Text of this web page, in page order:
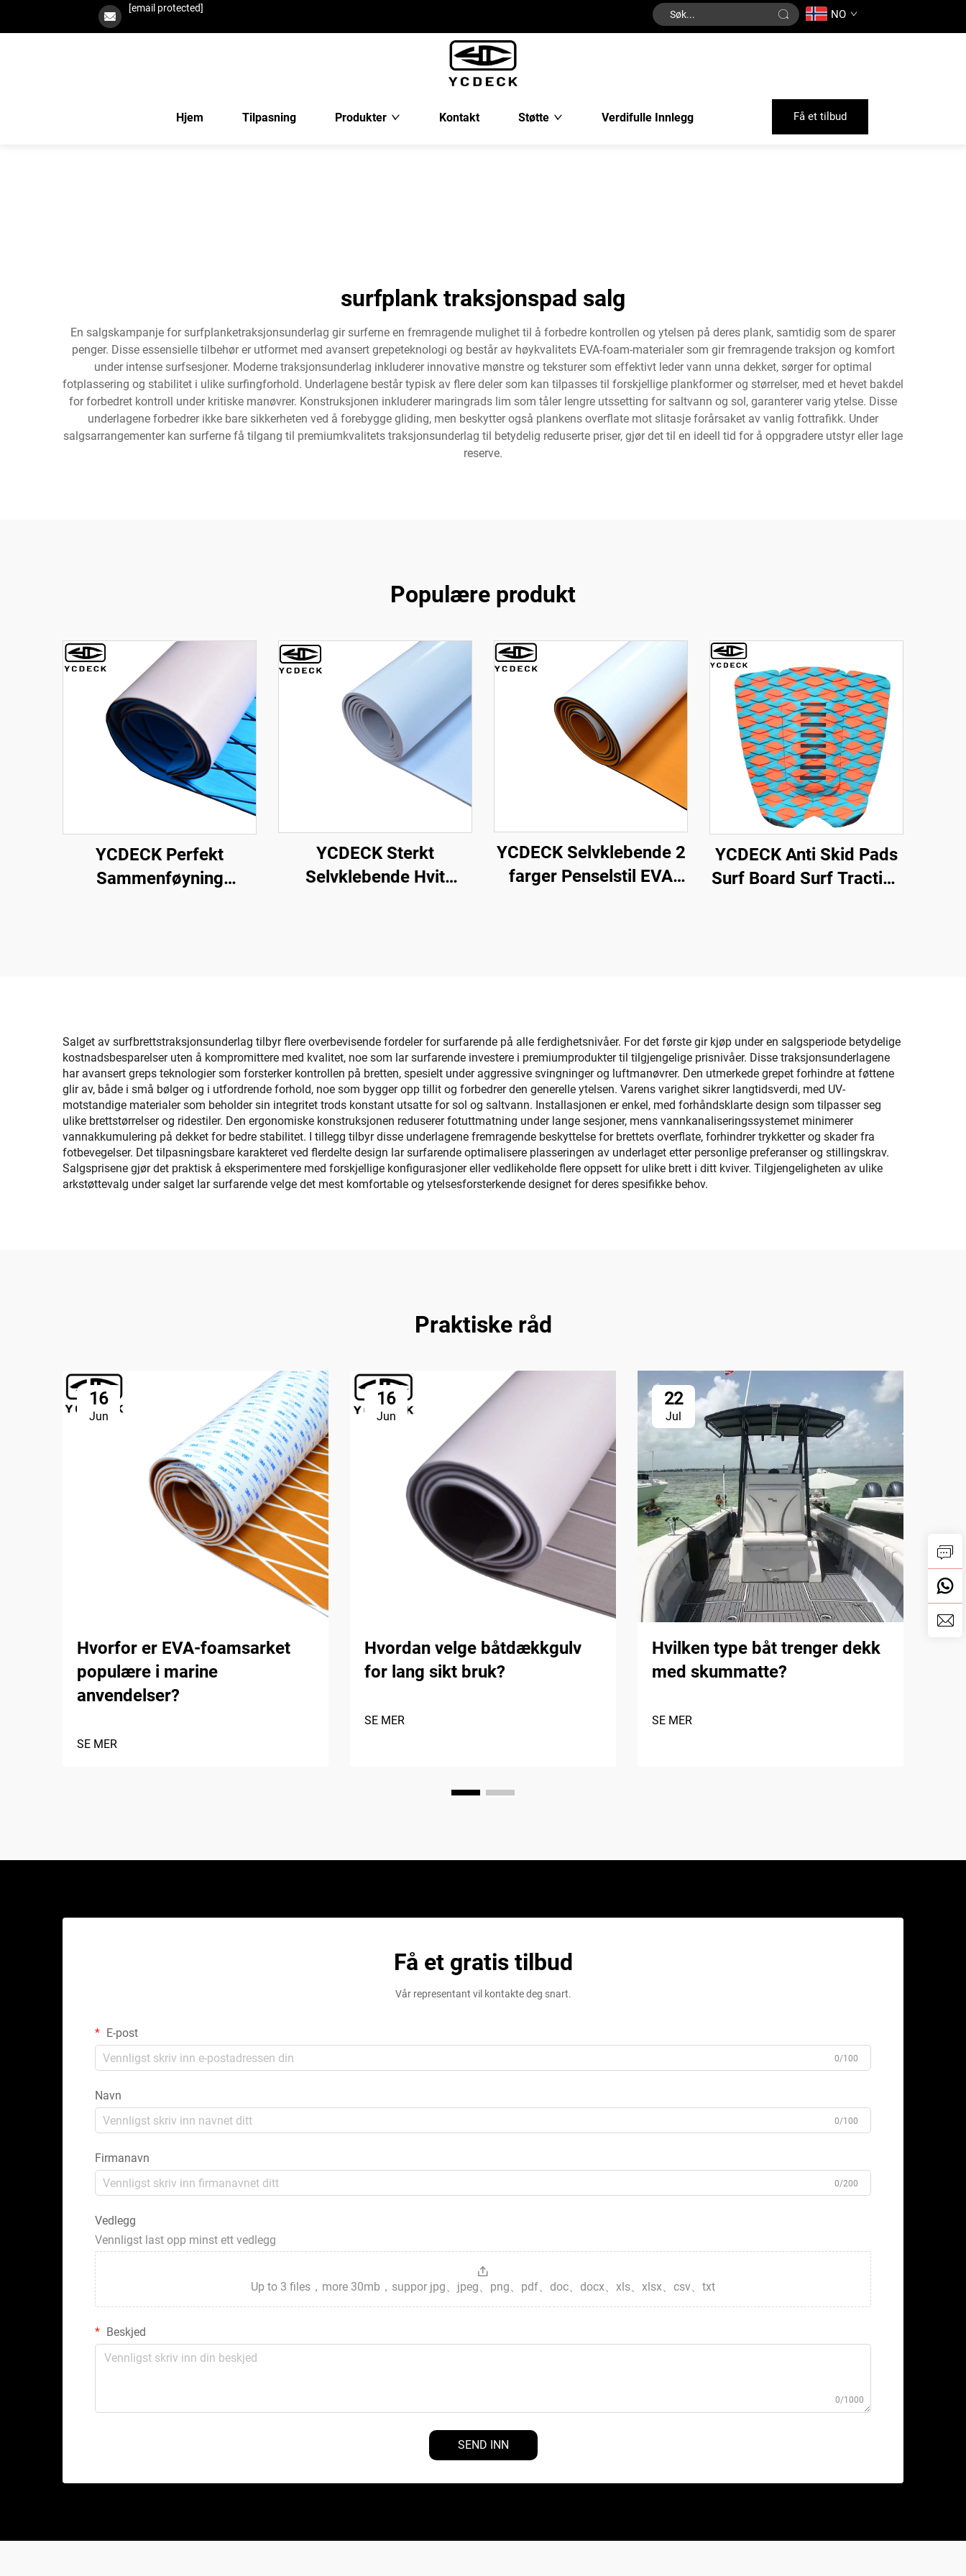
[email protected] NO
Hjem Tilpasning Produkter Kontakt Støtte Verdifulle Innlegg Få et tilbud
surfplank traksjonspad salg
En salgskampanje for surfplanketraksjonsunderlag gir surferne en fremragende mulighet til å forbedre kontrollen og ytelsen på deres plank, samtidig som de sparer
penger. Disse essensielle tilbehør er utformet med avansert grepeteknologi og består av høykvalitets EVA-foam-materialer som gir fremragende traksjon og komfort
under intense surfsesjoner. Moderne traksjonsunderlag inkluderer innovative mønstre og teksturer som effektivt leder vann unna dekket, sørger for optimal
fotplassering og stabilitet i ulike surfingforhold. Underlagene består typisk av flere deler som kan tilpasses til forskjellige plankformer og størrelser, med et hevet bakdel
for forbedret kontroll under kritiske manøvrer. Konstruksjonen inkluderer maringrads lim som tåler lengre utssetting for saltvann og sol, garanterer varig ytelse. Disse
underlagene forbedrer ikke bare sikkerheten ved å forebygge gliding, men beskytter også plankens overflate mot slitasje forårsaket av vanlig fottrafikk. Under
salgsarrangementer kan surferne få tilgang til premiumkvalitets traksjonsunderlag til betydelig reduserte priser, gjør det til en ideell tid for å oppgradere utstyr eller lage
reserve.
Populære produkt
YCDECK Perfekt
Sammenføyning
YCDECK Sterkt
Selvklebende Hvit
YCDECK Selvklebende 2
farger Penselstil EVA
YCDECK Anti Skid Pads
Surf Board Surf Traction
Salget av surfbrettstraksjonsunderlag tilbyr flere overbevisende fordeler for surfarende på alle ferdighetsnivåer. For det første gir kjøp under en salgsperiode betydelige
kostnadsbesparelser uten å kompromittere med kvalitet, noe som lar surfarende investere i premiumprodukter til tilgjengelige prisnivåer. Disse traksjonsunderlagene
har avansert greps teknologier som forsterker kontrollen på bretten, spesielt under aggressive svingninger og luftmanøvrer. Den utmerkede grepet forhindre at føttene
glir av, både i små bølger og i utfordrende forhold, noe som bygger opp tillit og forbedrer den generelle ytelsen. Varens varighet sikrer langtidsverdi, med UV-
motstandige materialer som beholder sin integritet trods konstant utsatte for sol og saltvann. Installasjonen er enkel, med forhåndsklarte design som tilpasser seg
ulike brettstørrelser og ridestiler. Den ergonomiske konstruksjonen reduserer fotuttmatning under lange sesjoner, mens vannkanaliseringssystemet minimerer
vannakkumulering på dekket for bedre stabilitet. I tillegg tilbyr disse underlagene fremragende beskyttelse for brettets overflate, forhindrer trykketter og skader fra
fotbevegelser. Det tilpasningsbare karakteret ved flerdelte design lar surfarende optimalisere plasseringen av underlaget etter personlige preferanser og stillingskrav.
Salgsprisene gjør det praktisk å eksperimentere med forskjellige konfigurasjoner eller vedlikeholde flere oppsett for ulike brett i ditt kviver. Tilgjengeligheten av ulike
arkstøttevalg under salget lar surfarende velge det mest komfortable og ytelsesforsterkende designet for deres spesifikke behov.
Praktiske råd
16
Jun
Hvorfor er EVA-foamsarket
populære i marine
anvendelser?
SE MER
16
Jun
Hvordan velge båtdækkgulv
for lang sikt bruk?
SE MER
22
Jul
Hvilken type båt trenger dekk
med skummatte?
SE MER
Få et gratis tilbud
Vår representant vil kontakte deg snart.
E-post
0/100
Navn
0/100
Firmanavn
0/200
Vedlegg
Vennligst last opp minst ett vedlegg
Up to 3 files，more 30mb，suppor jpg、jpeg、png、pdf、doc、docx、xls、xlsx、csv、txt
Beskjed
0/1000
SEND INN